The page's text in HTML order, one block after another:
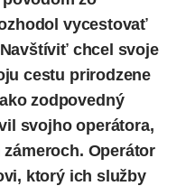
vycestovať
chcel svoje
cestu prirodzene
zodpovedný
svojho operátora,
Operátor
ktorý ich služby